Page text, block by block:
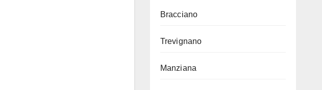
Bracciano
Trevignano
Manziana